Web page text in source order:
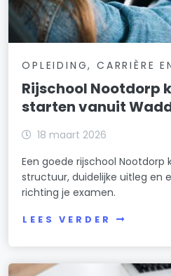
OPLEIDING, CARRIÈRE
Rijschool Nootdorp
starten vanuit
18 maart 2026
Een goede rijschool Nootdorp
structuur, duidelijke uitleg en
richting je examen.
LEES VERDER